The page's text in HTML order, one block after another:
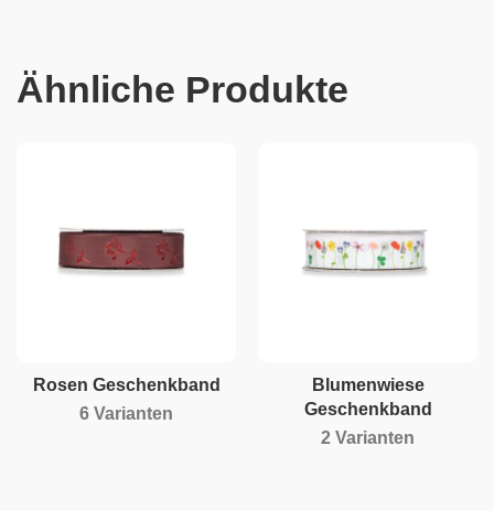
Ähnliche Produkte
Rosen Geschenkband
6 Varianten
Blumenwiese
Geschenkband
2 Varianten